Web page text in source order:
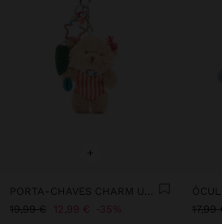
+
PORTA-CHAVES CHARM URSA SURF - THE PERFECT MATCH
19,99 €
12,99 € 35%
17,99